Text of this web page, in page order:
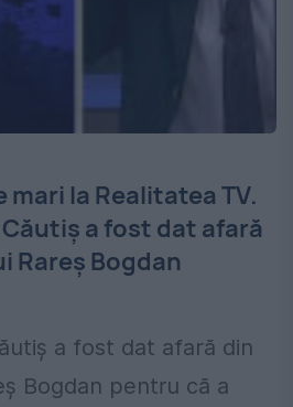
mari la Realitatea TV.
a fost dat afară
Rareș Bogdan
a fost dat afară din
Bogdan pentru că a